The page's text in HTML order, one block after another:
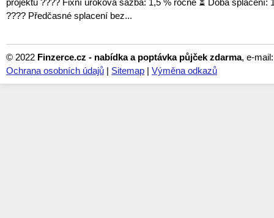
???? Předčasné splacení bez...
© 2022 Finzerce.cz - nabídka a poptávka půjček zdarma, e-
Ochrana osobních údajů | Sitemap | Výměna odkazů